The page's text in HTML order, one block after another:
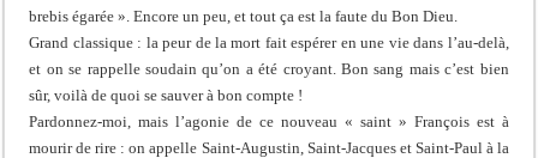
brebis égarée ». Encore un peu, et tout ça est la faute du Bon Dieu.
Grand classique : la peur de la mort fait espérer en une vie dans l’au-delà,
et on se rappelle soudain qu’on a été croyant. Bon sang mais c’est bien
sûr, voilà de quoi se sauver à bon compte !
Pardonnez-moi, mais l’agonie de ce nouveau « saint » François est à
mourir de rire : on appelle Saint-Augustin, Saint-Jacques et Saint-Paul à la